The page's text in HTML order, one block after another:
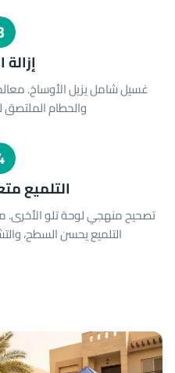
غسيل شامل يزيل الأوساخ.
والحطام
التلميع
تصحيح منهجي لوحة تلو الأخرى.
التلميع يحسن السطح،